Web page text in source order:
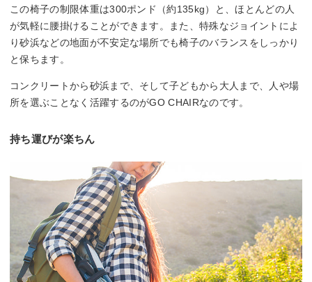
この椅子の制限体重は300ポンド（約135kg）と、ほとんどの人
が気軽に腰掛けることができます。また、特殊なジョイントによ
り砂浜などの地面が不安定な場所でも椅子のバランスをしっかり
と保ちます。
コンクリートから砂浜まで、そして子どもから大人まで、人や場
所を選ぶことなく活躍するのがGO CHAIRなのです。
持ち運びが楽ちん